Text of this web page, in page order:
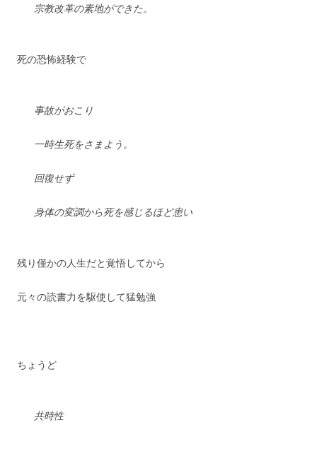
宗教改革の素地ができた。
死の恐怖経験で
事故がおこり
一時生死をさまよう。
回復せず
身体の変調から死を感じるほど患い
残り僅かの人生だと覚悟してから
元々の読書力を駆使して猛勉強
ちょうど
共時性